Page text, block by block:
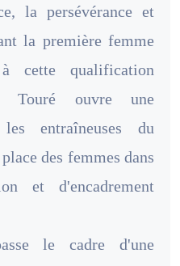
la persévérance et
la première femme
cette qualification
Touré ouvre une
entraîneuses du
des femmes dans
et d'encadrement
le cadre d'une